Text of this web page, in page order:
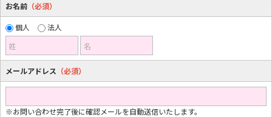
お名前 （必須）
個人
法人
姓
名
メールアドレス （必須）
※お問い合わせ完了後に確認メールを自動送信いたします。